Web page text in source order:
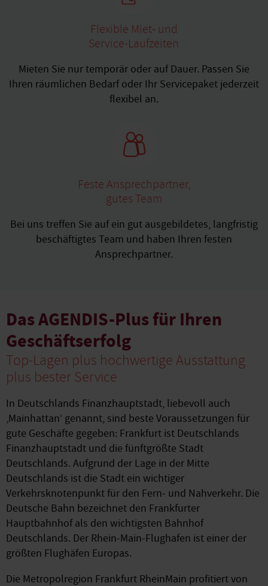
Flexible Miet- und
Service-Laufzeiten
Mieten Sie nur temporär oder auf Dauer. Passen Sie
Ihren räumlichen Bedarf oder Ihr Servicepaket jederzeit
flexibel an.
Feste Ansprechpartner,
gutes Team
Bei uns treffen Sie auf ein gut ausgebildetes, langfristig
beschäftigtes Team und haben Ihren festen
Ansprechpartner.
Das AGENDIS-Plus für Ihren
Geschäftserfolg
Top-Lagen plus hochwertige Ausstattung
plus bester Service
In Deutschlands Finanzhauptstadt, liebevoll auch
‚Mainhattan‘ genannt, sind beste Voraussetzungen für
gute Geschäfte gegeben: Frankfurt ist Deutschlands
Finanzhauptstadt und die fünftgrößte Stadt
Deutschlands. Aufgrund der Lage in der Mitte
Deutschlands ist die Stadt ein wichtiger
Verkehrsknotenpunkt für den Fern- und Nahverkehr. Die
Deutsche Bahn bezeichnet den Frankfurter
Hauptbahnhof als den wichtigsten Bahnhof
Deutschlands. Der Rhein-Main-Flughafen ist einer der
größten Flughäfen Europas.
Die Metropolregion Frankfurt RheinMain profitiert von